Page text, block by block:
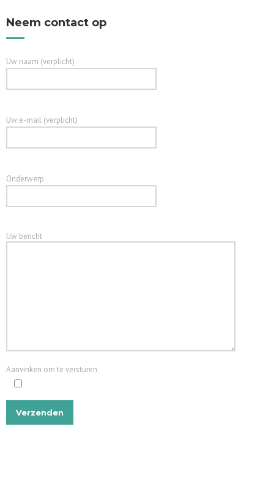
Neem contact op
Uw naam (verplicht)
Uw e-mail (verplicht)
Onderwerp
Uw bericht
Aanvinken om te versturen